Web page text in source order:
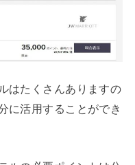
はたくさんありますの
に活用することができ